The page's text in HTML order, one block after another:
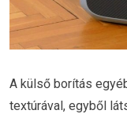
A külső borítás
textúrával, egyből